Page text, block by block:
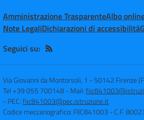
Amministrazione TrasparenteAlbo
Note LegaliDichiarazioni di accessibilità
Seguici su:
Via Giovanni da Montorsoli, 1 - 50142 Firenze
Tel +39 055 700148- Mail:
- PEC:fiic841003@pec.istruzione.it
Codice meccanografico: FIIC841003 - C.F.